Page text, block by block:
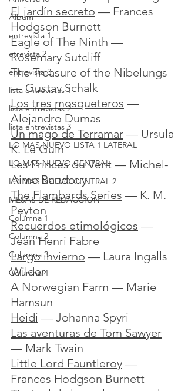
Álbum
entrevista 1
etrevista 2
entrevista 3
lista entrevistas 1
lista entrevistas 2
lista entrevistas 3
LO MAS NUEVO LISTA 1 LATERAL
LO MAS NUEVO CENTRAL
LO MAS NUEVO CENTRAL 2
MESAS DE REDACCION
Columna 1
Columna 2
Columna 3
Columna 4
El jardín secreto — Frances
Hodgson Burnett
Eagle of The Ninth —
Rosemary Sutcliff
The Treasure of the Nibelungs
— Gustav Schalk
Los tres mosqueteros —
Alejandro Dumas
Un mago de Terramar — Ursula
K. Le Guin
Les Princes du Vent — Michel-
Aime Baudouy
The Flambards Series — K. M.
Peyton
Recuerdos etimológicos —
Jean Henri Fabre
Largo invierno — Laura Ingalls
Wilder
A Norwegian Farm — Marie
Hamsun
Heidi — Johanna Spyri
Las aventuras de Tom Sawyer
— Mark Twain
Little Lord Fauntleroy —
Frances Hodgson Burnett